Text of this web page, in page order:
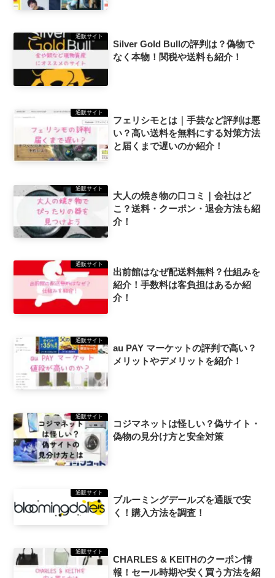
通販サイト
Silver Gold Bullの評判は？偽物で
なく本物！関税や送料も紹介！
通販サイト
フェリシモとは｜手芸など評判は悪
い？高い送料を無料にする対策方法
と届くまで遅いのか紹介！
通販サイト
大人の焼き物の口コミ｜会社はど
こ？送料・クーポン・退会方法も紹
介！
通販サイト
出前館はなぜ配送料無料？仕組みを
紹介！手数料は客負担はあるか紹
介！
通販サイト
au PAY マーケットの評判で高い？
メリットやデメリットを紹介！
通販サイト
コジマネットは怪しい？偽サイト・
偽物の見分け方と安全対策
通販サイト
ブルーミングデールズを通販で安
く！購入方法を調査！
通販サイト
CHARLES & KEITHのクーポン情
報！セール時期や安く買う方法を紹